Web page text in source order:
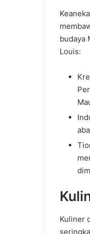
budaya
Louis:
Kuliner